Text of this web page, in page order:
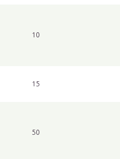
10
15
50